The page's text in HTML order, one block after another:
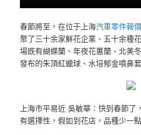
春節將至，在位于上海汽車零件報
聚了三十余家鮮花企業、五十余種
場既有蝴蝶蘭、年夜花蕙蘭、北美
發布的朱頂紅蠟球、水培郁金噴鼻
上海市平易近 吳敏華：快到春節了
有選擇性，假如到花店，品種少一